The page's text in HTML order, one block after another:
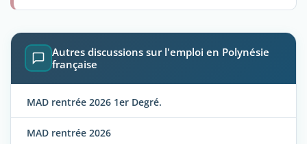
Autres discussions sur l'emploi en Polynésie
française
MAD rentrée 2026 1er Degré.
MAD rentrée 2026